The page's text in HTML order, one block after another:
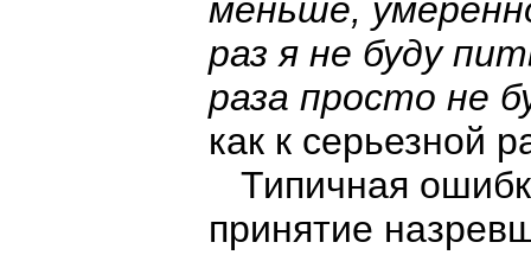
меньше,
раз я не буду
раза просто не
как к серьезной
Типичная
принятие